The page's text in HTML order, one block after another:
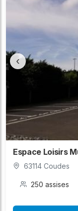
‹
Espace Loisirs
63114 Coudes
250 assises